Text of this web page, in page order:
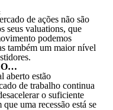
de ações não são
seus valuations, que
podemos
também um maior nível
aberto estão
de trabalho continua
o suficiente
uma recessão está se